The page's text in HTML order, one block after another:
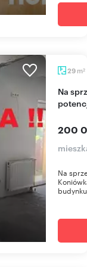
29 m2
Na sprzedaż 29 m² apartament z balkonem i
200
Na